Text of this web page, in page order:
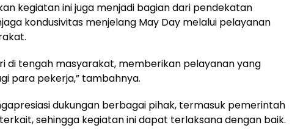
kegiatan ini juga menjadi bagian dari pendekatan
kondusivitas menjelang May Day melalui pelayanan
di tengah masyarakat, memberikan pelayanan yang
para pekerja,” tambahnya.
dukungan berbagai pihak, termasuk pemerintah
sehingga kegiatan ini dapat terlaksana dengan baik.